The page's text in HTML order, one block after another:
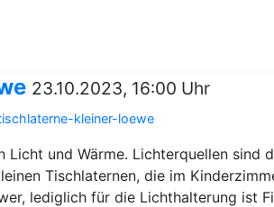
23.10.2023, 16:00 Uhr
kleiner-loewe
und Wärme. Lichterquellen sind
Tischlaternen, die im
lediglich für die Lichthalterung ist